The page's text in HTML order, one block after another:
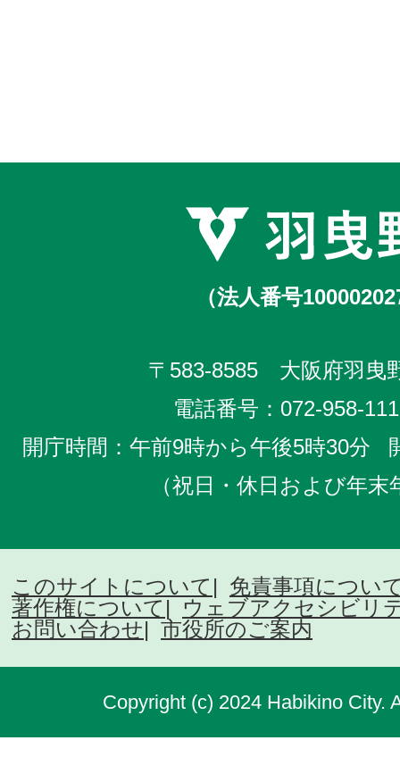
（法人番号
〒583-8585 大阪府羽曳
電話番号： 072-958-
開庁時間：午前9時から午後5時30分
（祝日・休日および年
このサイトについて
免責事項につい
著作権について
ウェブアクセシビリ
お問い合わせ
市役所のご案内
Copyright (c) 2024 Habikino City.